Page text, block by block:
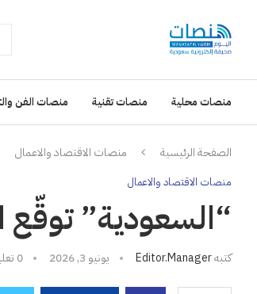
منصات محلية منصات تقنية منصات الفن
الصفحة الرئيسية منصات الاقتصاد والاعمال
منصات الاقتصاد والاعمال
“السعودية”
كتبهEditor.manager يونيو 3, 2026 0 تعليقات